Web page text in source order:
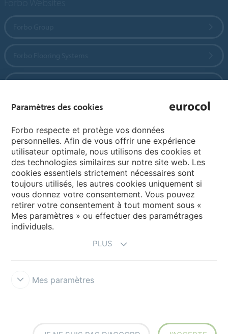
Pages de langue
Choisissez votre langue
My Forbo
Inspiration et références
Paramètres des cookies
Forbo respecte et protège vos données
personnelles. Afin de vous offrir une expérience
utilisateur optimale, nous utilisons des cookies et
des technologies similaires sur notre site web. Les
cookies essentiels strictement nécessaires sont
toujours utilisés, les autres cookies uniquement si
vous donnez votre consentement. Vous pouvez
retirer votre consentement à tout moment sous «
Mes paramètres » ou effectuer des paramétrages
individuels.
PLUS
Mes paramètres